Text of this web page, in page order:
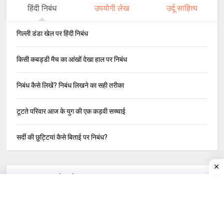
हिंदी निबंध उपयोगी लेख उर्दू साहित्य
गिल्ली डंडा खेल पर हिंदी निबंध
किसी कबड्डी मैच का आंखों देखा हाल पर निबंध
निबंध कैसे लिखें? निबंध लिखने का सही तरीका
टूटते परिवार आज के युग की एक कड़वी सच्चाई
सर्दी की छुट्टियां कैसे बिताई पर निबंध?